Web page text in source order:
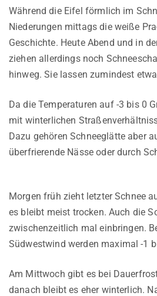
Während die Eifel förmlich im
Niederungen mittags die weiße
Geschichte. Heute Abend und in
ziehen allerdings noch
hinweg. Sie lassen zumindest
Da die Temperaturen auf -3 bis 0
mit winterlichen
Dazu gehören Schneeglätte aber
überfrierende Nässe oder durch
Morgen früh zieht letzter Schnee
es bleibt meist trocken. Auch die
zwischenzeitlich mal einbringen.
Südwestwind werden maximal -1
Am Mittwoch gibt es bei
danach bleibt es eher winterlich.